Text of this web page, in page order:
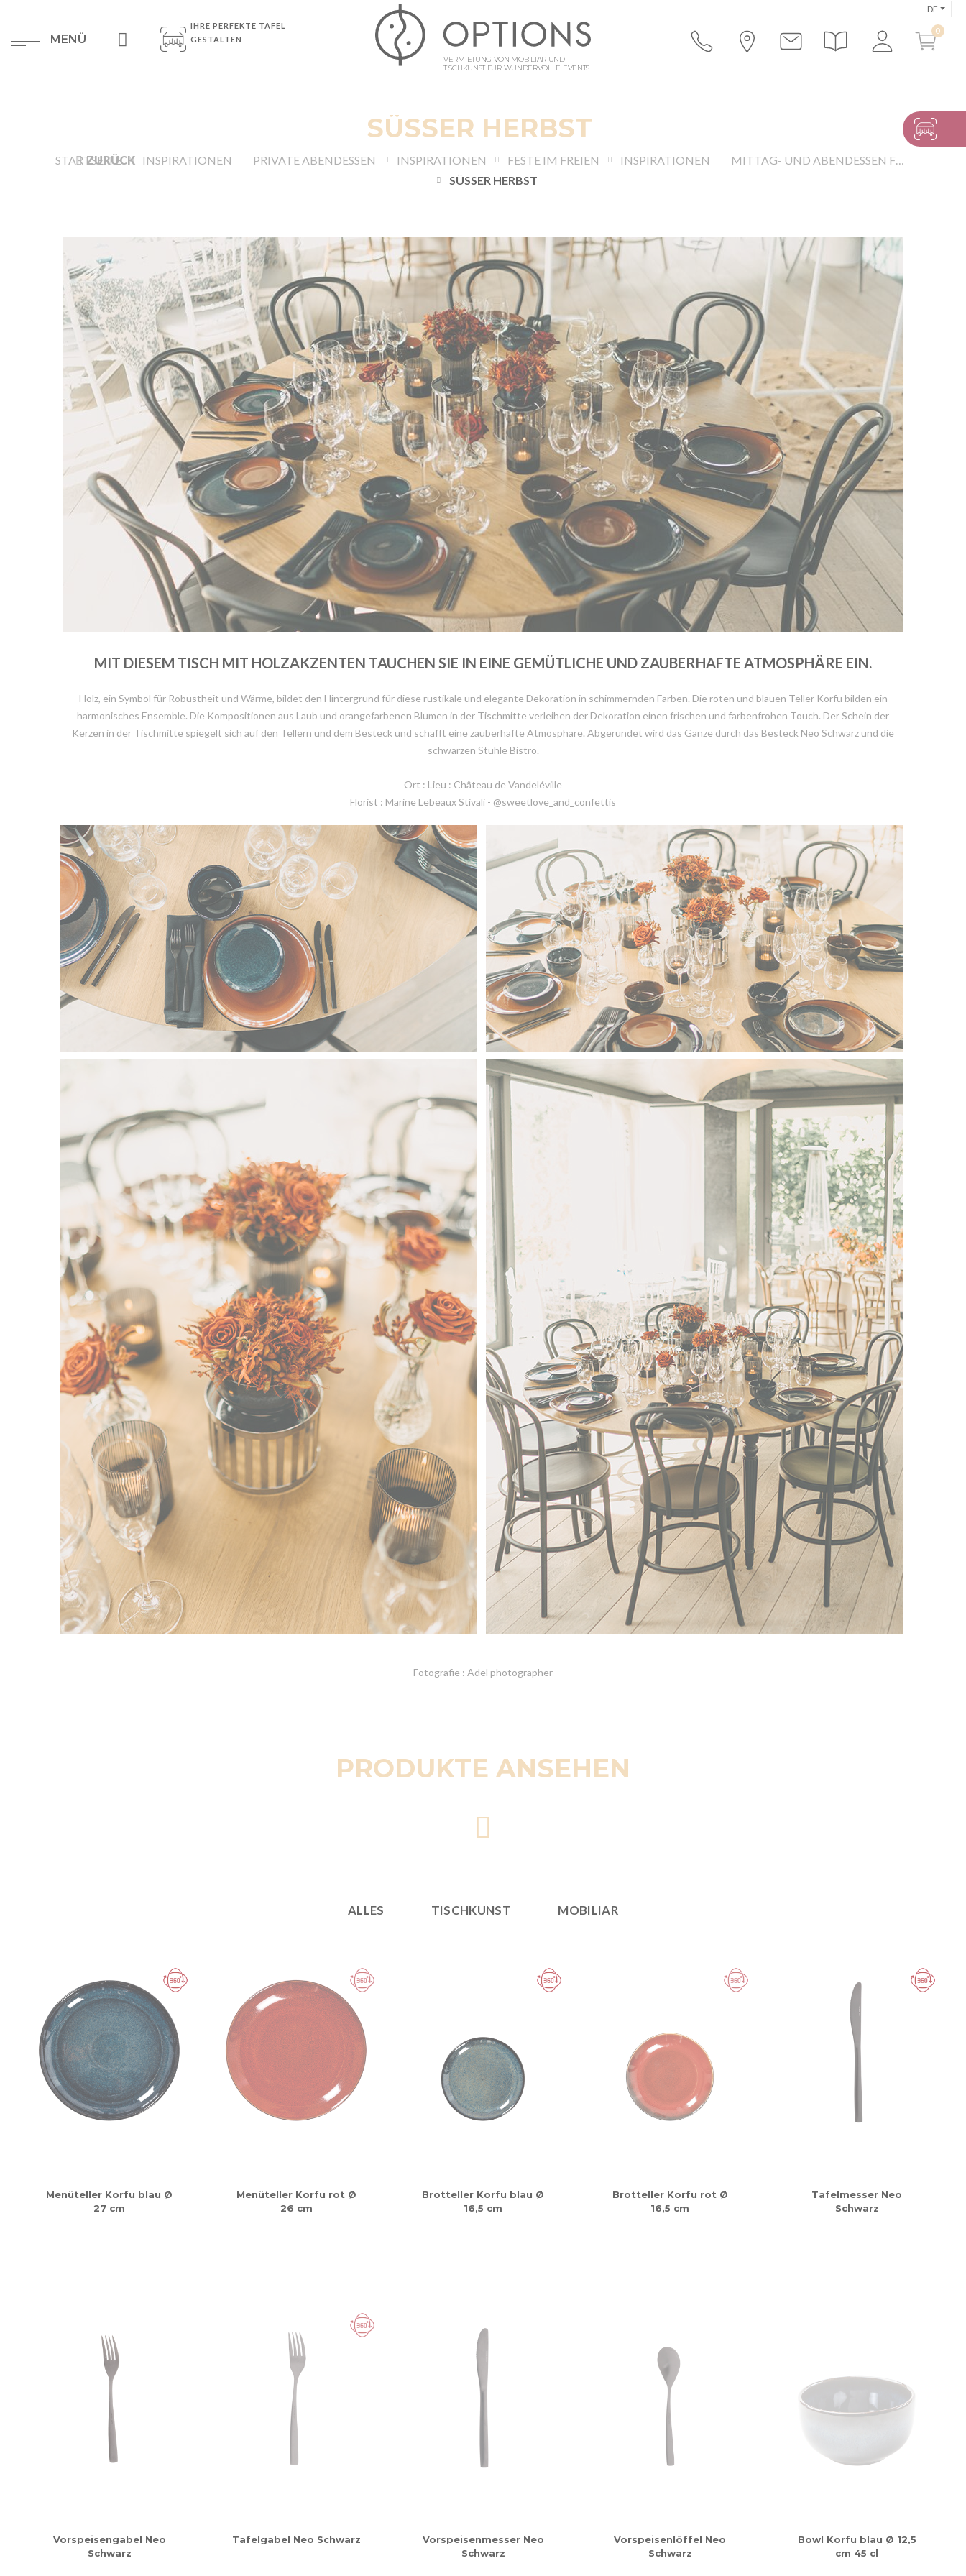
MENÜ
IHRE PERFEKTE TAFEL
GESTALTEN
VERMIETUNG VON MOBILIAR UND
TISCHKUNST FÜR WUNDERVOLLE EVENTS
DE
SÜSSER HERBST
ZURÜCK
STARTSEITE INSPIRATIONEN PRIVATE ABENDESSEN INSPIRATIONEN FESTE IM FREIEN INSPIRATIONEN
MITTAG- UND ABENDESSEN FÜR UNTERNEHMEN
SÜSSER HERBST
MIT DIESEM TISCH MIT HOLZAKZENTEN TAUCHEN SIE IN EINE GEMÜTLICHE UND ZAUBERHAFTE ATMOSPHÄRE EIN.
Holz, ein Symbol für Robustheit und Wärme, bildet den Hintergrund für diese rustikale und elegante Dekoration in schimmernden Farben. Die roten und blauen Teller Korfu bilden ein
harmonisches Ensemble. Die Kompositionen aus Laub und orangefarbenen Blumen in der Tischmitte verleihen der Dekoration einen frischen und farbenfrohen Touch. Der Schein der
Kerzen in der Tischmitte spiegelt sich auf den Tellern und dem Besteck und schafft eine zauberhafte Atmosphäre. Abgerundet wird das Ganze durch das Besteck Neo Schwarz und die
schwarzen Stühle Bistro.
Ort : Lieu : Château de Vandeléville
Florist : Marine Lebeaux Stivali - @sweetlove_and_confettis
Fotografie : Adel photographer
PRODUKTE ANSEHEN
ALLES TISCHKUNST MOBILIAR
Menüteller Korfu blau Ø
27 cm
Menüteller Korfu rot Ø
26 cm
Brotteller Korfu blau Ø
16,5 cm
Brotteller Korfu rot Ø
16,5 cm
Tafelmesser Neo
Schwarz
Vorspeisengabel Neo
Schwarz
Tafelgabel Neo Schwarz
Vorspeisenmesser Neo
Schwarz
Vorspeisenlöffel Neo
Schwarz
Bowl Korfu blau Ø 12,5
cm 45 cl